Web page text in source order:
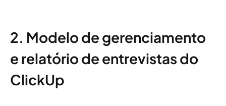
2. Modelo de gerenciamento
e relatório de entrevistas do
ClickUp